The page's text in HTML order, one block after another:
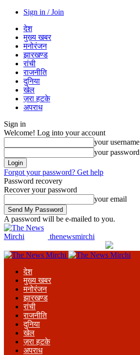
Sign in / Join
देश
मुख्य खबर
मनोरंजन
झारखण्ड
रांची
राजनीति
दुनिया
खेल
ज़रा हटके
अपराध
Sign in
Welcome! Log into your account
your username
your password
Forgot your password? Get help
Password recovery
Recover your password
your email
A password will be e-mailed to you.
thenewsmirchi
देश
मुख्य खबर
मनोरंजन
झारखण्ड
रांची
राजनीति
दुनिया
खेल
ज़रा हटके
अपराध